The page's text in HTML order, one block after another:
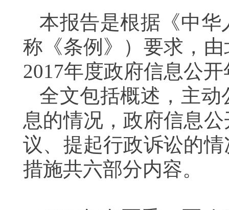
本报告是根据《中
称《条例》）要求，
2017年度政府信息公
全文包括概述，主
息的情况，政府信息
议、提起行政诉讼的
措施共六部分内容。